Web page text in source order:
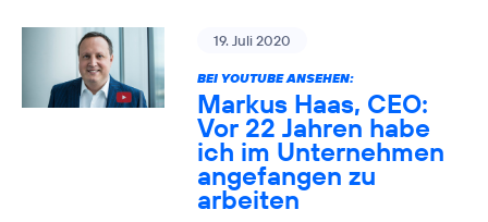
19. Juli 2020
BEI YOUTUBE ANSEHEN:
Markus Haas, CEO:
Vor 22 Jahren habe
ich im Unternehmen
angefangen zu
arbeiten